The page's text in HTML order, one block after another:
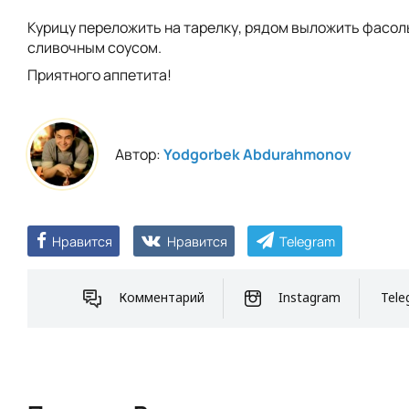
Курицу переложить на тарелку, рядом выложить
сливочным соусом.
Приятного аппетита!
Автор:Yodgorbek Abdurahmonov
Нравится Нравится Telegram
Комментарий Instagram